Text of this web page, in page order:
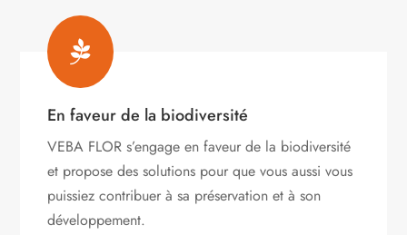

En faveur de la biodiversité
VEBA FLOR s’engageen faveur de la biodiversité
et propose des solutions pour que vous aussi vous
puissiez contribuer à sa préservation et à son
développement.